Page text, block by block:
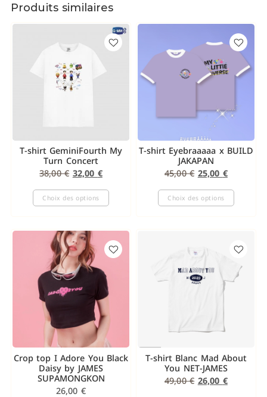
Produits similaires
T-shirt GeminiFourth My
Turn Concert
38,00€ 32,00 €
Choix des options
T-shirt Eyebraaaaa x BUILD
JAKAPAN
45,00€ 25,00 €
Choix des options
Crop top I Adore You Black
Daisy by JAMES
SUPAMONGKON
26,00 €
T-shirt Blanc Mad About
You NET-JAMES
49,00€ 26,00 €